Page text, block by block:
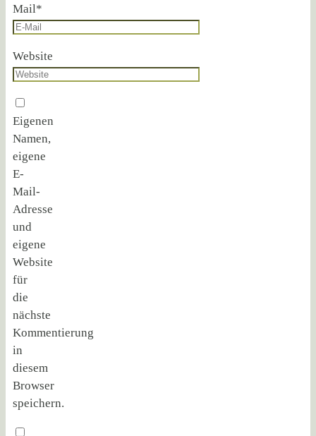
Mail*
Website
Eigenen
Namen,
eigene
E-
Mail-
Adresse
und
eigene
Website
für
die
nächste
Kommentierung
in
diesem
Browser
speichern.